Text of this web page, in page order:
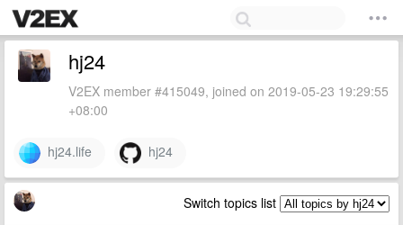
hj24
V2EX member #415049, joined on 2019-05-23 19:29:55
+08:00
hj24.life hj24
Switch topics list